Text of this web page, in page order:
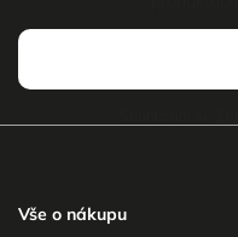
Vše o nákupu